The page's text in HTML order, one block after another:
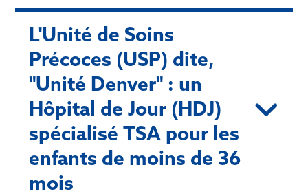
L'Unité de Soins
Précoces (USP) dite,
"Unité Denver" : un
Hôpital de Jour (HDJ)
spécialisé TSA pour les
enfants de moins de 36
mois